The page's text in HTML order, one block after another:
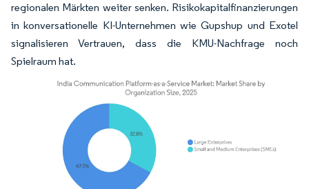
regionalen Märkten weiter senken. Risikokapitalfinanzierungen
in konversationelle KI-Unternehmen wie Gupshup und Exotel
signalisieren Vertrauen, dass die KMU-Nachfrage noch
Spielraum hat.